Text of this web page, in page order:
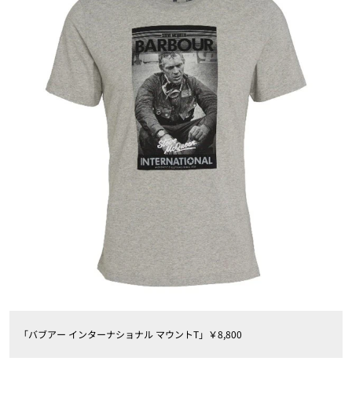
「バブアー インターナショナル マウントT」￥8,800